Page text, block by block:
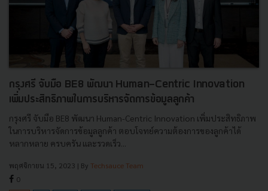
กรุงศรี จับมือ BE8 พัฒนา Human-Centric Innovation
เพิ่มประสิทธิภาพในการบริหารจัดการข้อมูลลูกค้า
กรุงศรี จับมือ BE8 พัฒนา Human-Centric Innovation เพิ่มประสิทธิภาพ
ในการบริหารจัดการข้อมูลลูกค้า ตอบโจทย์ความต้องการของลูกค้าได้
หลากหลาย ครบครัน และรวดเร็ว...
พฤศจิกายน 15, 2023 | By Techsauce Team
0